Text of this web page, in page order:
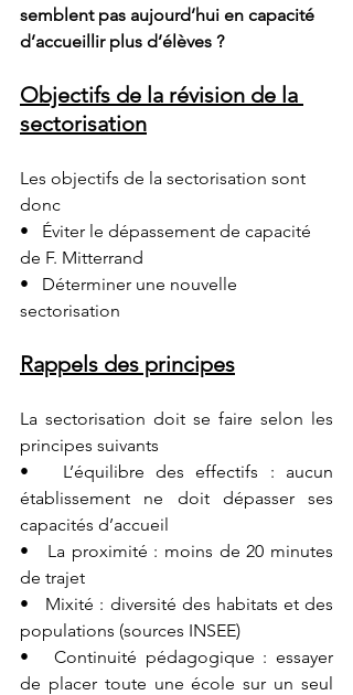
semblent pas aujourd’hui en capacité
d’accueillir plus d’élèves ?
Objectifs de la révision de la
sectorisation
Les objectifs de la sectorisation sont
donc
•   Éviter le dépassement de capacité
de F. Mitterrand
•   Déterminer une nouvelle
sectorisation
Rappels des principes
La sectorisation doit se faire selon les
principes suivants
•   L’équilibre des effectifs : aucun
établissement ne doit dépasser ses
capacités d’accueil
•   La proximité : moins de 20 minutes
de trajet
•   Mixité : diversité des habitats et des
populations (sources INSEE)
•   Continuité pédagogique : essayer
de placer toute une école sur un seul